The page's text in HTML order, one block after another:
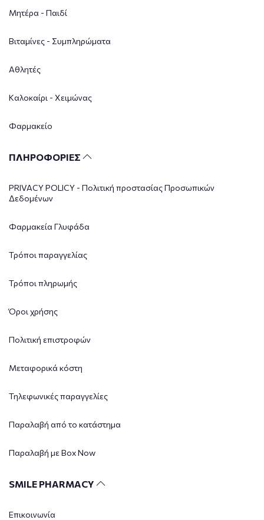
Μητέρα - Παιδί
Βιταμίνες - Συμπληρώματα
Αθλητές
Καλοκαίρι - Χειμώνας
Φαρμακείο
ΠΛΗΡΟΦΟΡΙΕΣ
PRIVACY POLICY - Πολιτική προστασίας Προσωπικών
Δεδομένων
Φαρμακεία Γλυφάδα
Τρόποι παραγγελίας
Τρόποι πληρωμής
Όροι χρήσης
Πολιτική επιστροφών
Μεταφορικά κόστη
Τηλεφωνικές παραγγελίες
Παραλαβή από το κατάστημα
Παραλαβή με Box Now
SMILE PHARMACY
Επικοινωνία